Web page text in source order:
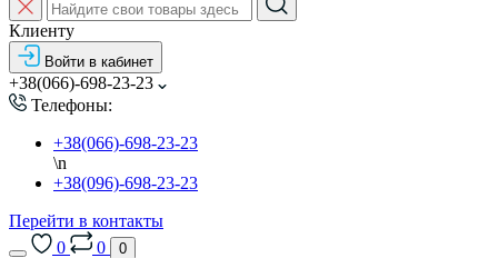
Клиенту
Войти в кабинет
+38(066)-698-23-23
Телефоны:
+38(066)-698-23-23
\n
+38(096)-698-23-23
Перейти в контакты
0
0 0